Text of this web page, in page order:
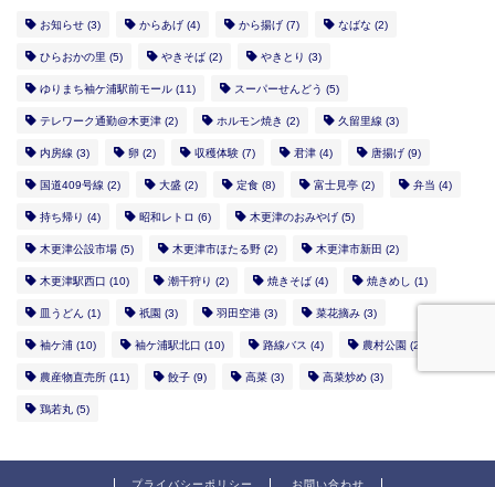
お知らせ (3) からあげ (4) から揚げ (7) なばな (2)
ひらおかの里 (5) やきそば (2) やきとり (3)
ゆりまち袖ケ浦駅前モール (11) スーパーせんどう (5)
テレワーク通勤@木更津 (2) ホルモン焼き (2) 久留里線 (3)
内房線 (3) 卵 (2) 収穫体験 (7) 君津 (4) 唐揚げ (9)
国道409号線 (2) 大盛 (2) 定食 (8) 富士見亭 (2) 弁当 (4)
持ち帰り (4) 昭和レトロ (6) 木更津のおみやげ (5)
木更津公設市場 (5) 木更津市ほたる野 (2) 木更津市新田 (2)
木更津駅西口 (10) 潮干狩り (2) 焼きそば (4) 焼きめし (1)
皿うどん (1) 祇園 (3) 羽田空港 (3) 菜花摘み (3)
袖ケ浦 (10) 袖ケ浦駅北口 (10) 路線バス (4) 農村公園 (2)
農産物直売所 (11) 餃子 (9) 高菜 (3) 高菜炒め (3)
鶏若丸 (5)
プライバシーポリシー お問い合わせ